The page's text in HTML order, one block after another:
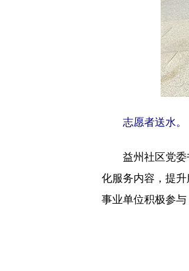
志愿者送水。
益州社区党
化服务内容，提
事业单位积极参